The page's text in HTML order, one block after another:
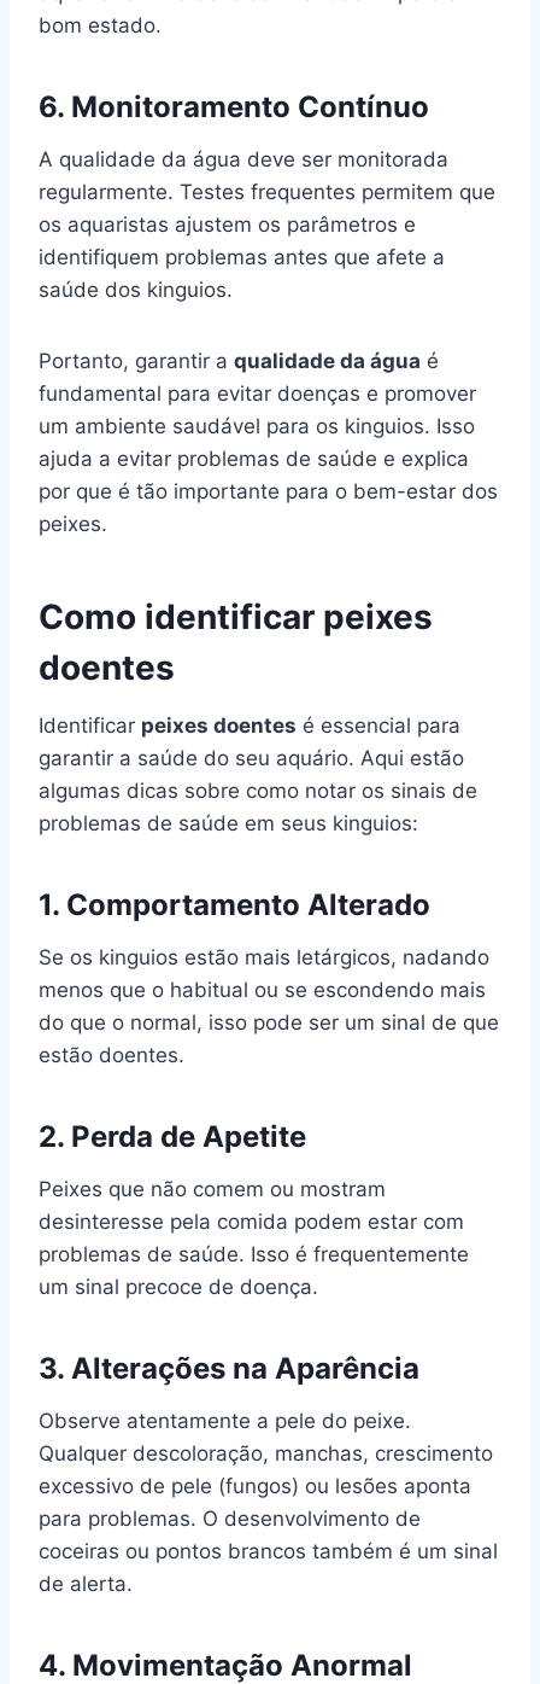
bom estado.
6. Monitoramento Contínuo
A qualidade da água deve ser monitorada
regularmente. Testes frequentes permitem que
os aquaristas ajustem os parâmetros e
identifiquem problemas antes que afete a
saúde dos kinguios.
Portanto, garantir a qualidade da água é
fundamental para evitar doenças e promover
um ambiente saudável para os kinguios. Isso
ajuda a evitar problemas de saúde e explica
por que é tão importante para o bem-estar dos
peixes.
Como identificar peixes
doentes
Identificar peixes doentes é essencial para
garantir a saúde do seu aquário. Aqui estão
algumas dicas sobre como notar os sinais de
problemas de saúde em seus kinguios:
1. Comportamento Alterado
Se os kinguios estão mais letárgicos, nadando
menos que o habitual ou se escondendo mais
do que o normal, isso pode ser um sinal de que
estão doentes.
2. Perda de Apetite
Peixes que não comem ou mostram
desinteresse pela comida podem estar com
problemas de saúde. Isso é frequentemente
um sinal precoce de doença.
3. Alterações na Aparência
Observe atentamente a pele do peixe.
Qualquer descoloração, manchas, crescimento
excessivo de pele (fungos) ou lesões aponta
para problemas. O desenvolvimento de
coceiras ou pontos brancos também é um sinal
de alerta.
4. Movimentação Anormal